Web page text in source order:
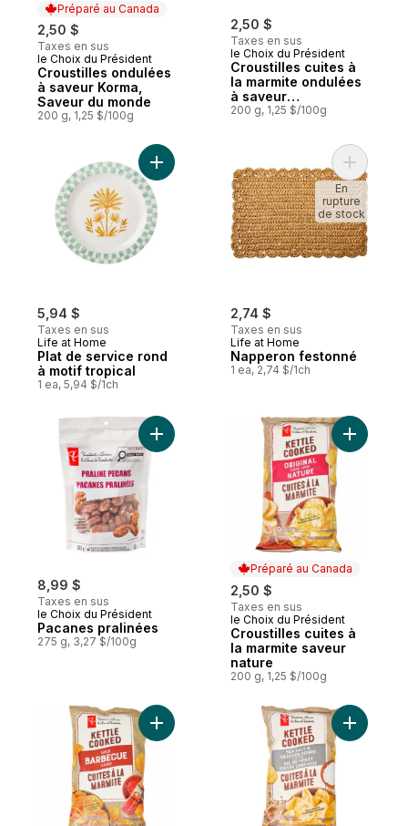
Préparé au Canada
2,50 $
Taxes en sus
Préparé au Canada
le Choix du Président
Croustilles ondulées
à saveur Korma,
Saveur du monde
200 g, 1,25 $/100g
2,50 $
Taxes en sus
le Choix du Président
Croustilles cuites à
la marmite ondulées
à saveur
assaisonnées et
200 g, 1,25 $/100g
5,94 $
Taxes en sus
Life at Home
Plat de service rond
à motif tropical
1 ea, 5,94 $/1ch
Ajouter Plat de service rond à motif
2,74 $
Taxes en sus
Life at Home
Napperon festonné
1 ea, 2,74 $/1ch
Ajouter
En
rupture
de stock
8,99 $
Taxes en sus
le Choix du Président
Pacanes pralinées
275 g, 3,27 $/100g
Ajouter Pacanes pralinées au panier
Préparé au Canada
2,50 $
Taxes en sus
Préparé au Canada
le Choix du Président
Croustilles cuites à
la marmite saveur
nature
200 g, 1,25 $/100g
Ajouter
Ajouter Croustilles cuites à la marmite
Ajouter